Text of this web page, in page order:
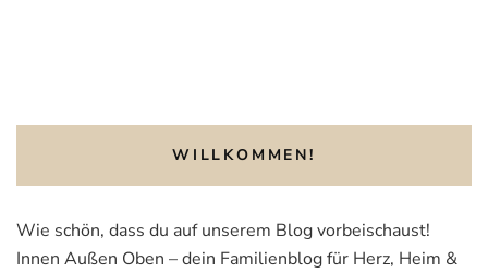
WILLKOMMEN!
Wie schön, dass du auf unserem Blog vorbeischaust!
Innen Außen Oben – dein Familienblog für Herz, Heim &